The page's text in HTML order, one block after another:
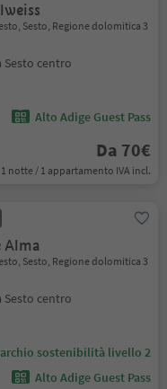
Sesto, Regione dolomitica 3
Sesto centro
Alto Adige Guest Pass
Da 70€
1 notte / 1 appartamento IVA incl.
Alma
Sesto, Regione dolomitica 3
Sesto centro
sostenibilità livello 2
Alto Adige Guest Pass